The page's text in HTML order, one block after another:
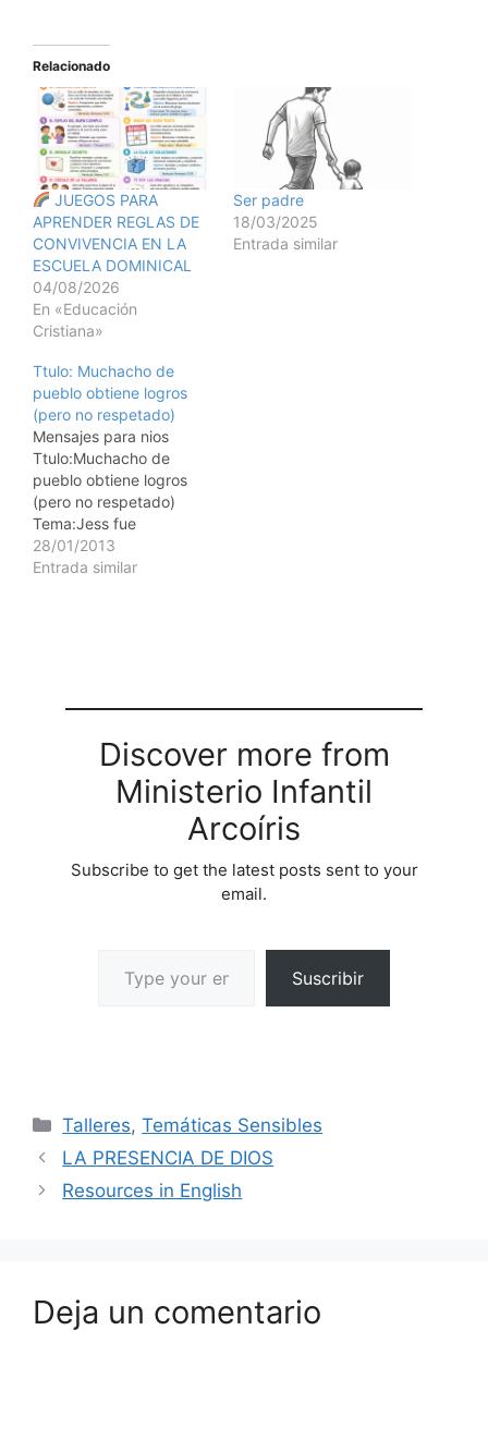
Relacionado
JUEGOS PARA
APRENDER REGLAS DE
CONVIVENCIA EN LA
ESCUELA DOMINICAL
04/08/2026
En «Educación
Cristiana»
Ser padre
18/03/2025
Entrada similar
Ttulo: Muchacho de
pueblo obtiene logros
(pero no respetado)
Mensajes para nios
Ttulo:Muchacho de
pueblo obtiene logros
(pero no respetado)
Tema:Jess fue
rechazado en su propio
pueblo. Epifana 4C
cumbre de la colina
sobre la que estaba
construido el…
28/01/2013
Entrada similar
Discover more from
Ministerio Infantil
Arcoíris
Subscribe to get the latest posts sent to your
email.
Suscribir
Talleres,Temáticas Sensibles
LA PRESENCIA DE DIOS
Resources in English
Deja un comentario